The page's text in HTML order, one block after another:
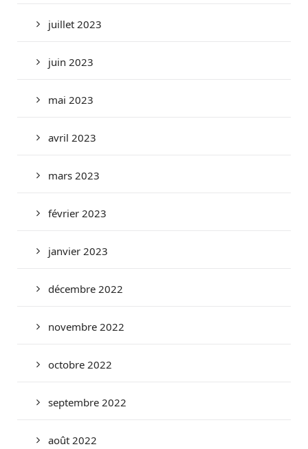
juillet 2023
juin 2023
mai 2023
avril 2023
mars 2023
février 2023
janvier 2023
décembre 2022
novembre 2022
octobre 2022
septembre 2022
août 2022